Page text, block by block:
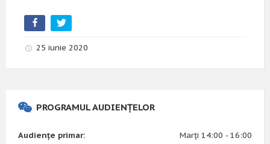
25 iunie 2020
PROGRAMUL AUDIENȚELOR
Audiențe primar:
Marți 14:00 - 16:00